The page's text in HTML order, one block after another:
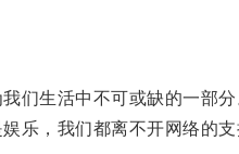
生活中不可或缺的一部分
，我们都离不开网络的支